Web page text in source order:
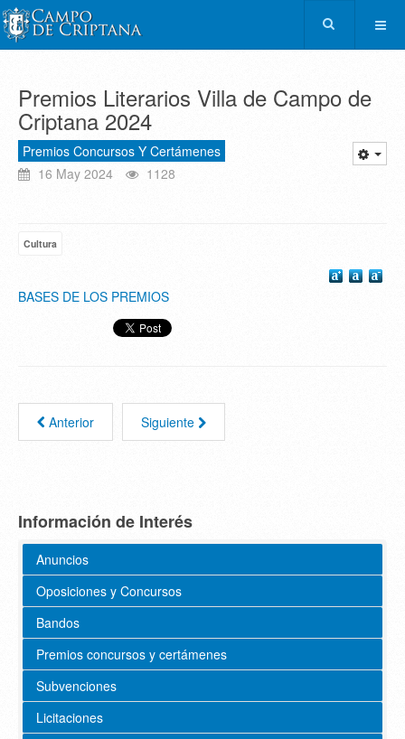
Premios Literarios Villa de Campo de
Criptana 2024
Premios Concursos Y Certámenes
16 May 2024
1128
Cultura
BASES DE LOS PREMIOS
Anterior Siguiente
Información de Interés
Anuncios
Oposiciones y Concursos
Bandos
Premios concursos y certámenes
Subvenciones
Licitaciones